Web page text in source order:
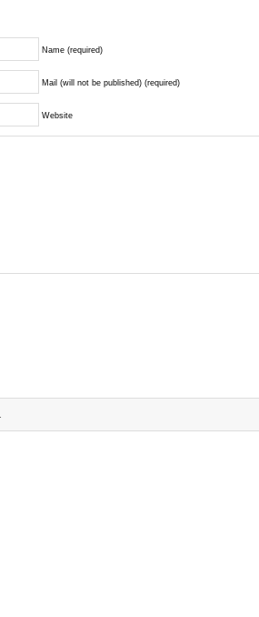
Name (required)
Mail (will not be published) (required)
Website